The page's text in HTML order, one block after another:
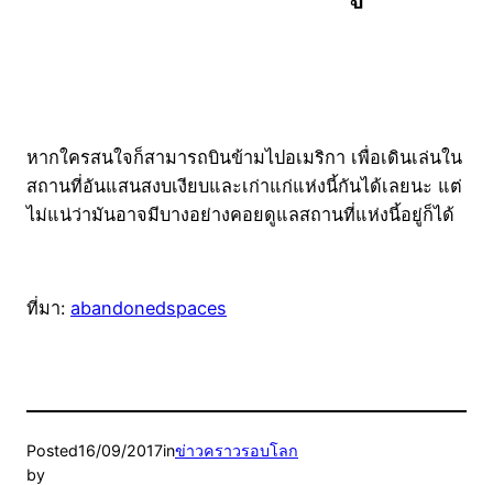
หากใครสนใจก็สามารถบินข้ามไปอเมริกา เพื่อเดินเล่นใน
สถานที่อันแสนสงบเงียบและเก่าแก่แห่งนี้กันได้เลยนะ แต่
ไม่แน่ว่ามันอาจมีบางอย่างคอยดูแลสถานที่แห่งนี้อยู่ก็ได้
ที่มา: abandonedspaces
Posted16/09/2017inข่าวคราวรอบโลก
by